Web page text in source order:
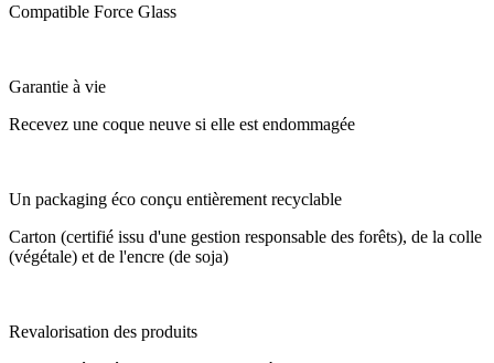
Compatible Force Glass
Garantie à vie
Recevez une coque neuve si elle est endommagée
Un packaging éco conçu entièrement recyclable
Carton (certifié issu d'une gestion responsable des forêts), de la colle
(végétale) et de l'encre (de soja)
Revalorisation des produits